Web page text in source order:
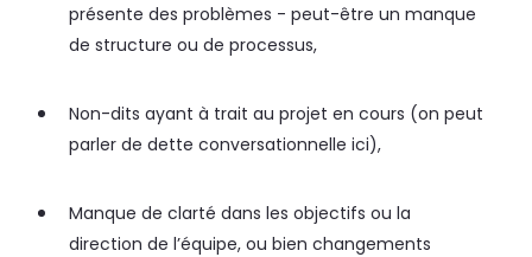
présente des problèmes - peut-être un manque
de structure ou de processus,
Non-dits ayant à trait au projet en cours (on peut
parler de dette conversationnelle ici),
Manque de clarté dans les objectifs ou la
direction de l’équipe, ou bien changements